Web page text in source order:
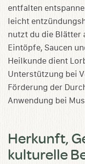
entfalten
leicht
nutzt du die Blätter
Eintöpfe, Saucen
Heilkunde dient
Unterstützung bei
Förderung der
Anwendung bei
Herkunft,
kulturelle